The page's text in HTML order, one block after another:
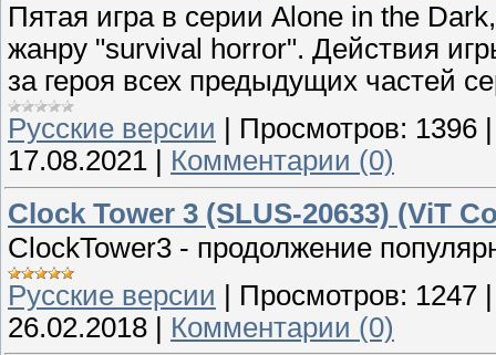
Пятая игра в серии Alone in the
жанру "survival horror". Действия
за героя всех предыдущих частей
Русские версии
Просмотров: 1396
17.08.2021
Комментарии (0)
Clock Tower 3 (SLUS-20633) (ViT
ClockTower3 - продолжение
Русские версии
Просмотров: 1247
26.02.2018
Комментарии (0)